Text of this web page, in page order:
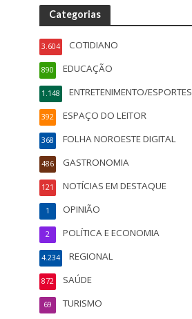
Categorias
COTIDIANO
3.604
EDUCAÇÃO
890
ENTRETENIMENTO/ESPORTES
1.148
ESPAÇO DO LEITOR
392
FOLHA NOROESTE DIGITAL
368
GASTRONOMIA
486
NOTÍCIAS EM DESTAQUE
121
OPINIÃO
1
POLÍTICA E ECONOMIA
2
REGIONAL
4.234
SAÚDE
872
TURISMO
69